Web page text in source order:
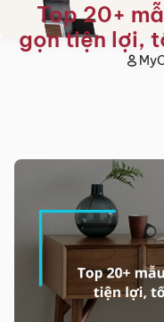
Top 20+
gọn tiện lợi,